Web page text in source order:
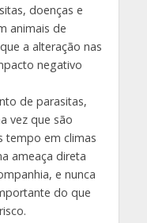
doenças e
animais de
a alteração nas
negativo
de parasitas,
vez que são
tempo em climas
ameaça direta
e nunca
do que